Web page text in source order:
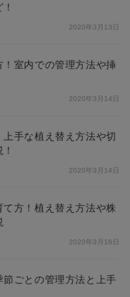
2020年3月13日
室内での管理方法や挿
2020年3月14日
上手な植え替え方法や切
2020年3月14日
方！植え替え方法や株
2020年3月16日
節ごとの管理方法と上手